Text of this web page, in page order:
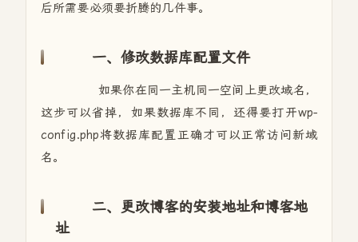
后所需要必须要折腾的几件事。
一、修改数据库配置文件
如果你在同一主机同一空间上更改域名，
这步可以省掉，如果数据库不同，还得要打开wp-
config.php将数据库配置正确才可以正常访问新域
名。
二、更改博客的安装地址和博客地
址